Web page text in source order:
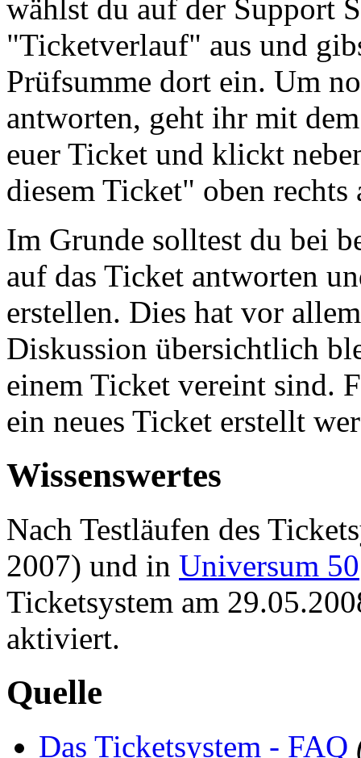
wählst du auf der Support
"Ticketverlauf" aus und
Prüfsumme dort ein. Um
antworten, geht ihr mit
euer Ticket und klickt
diesem Ticket" oben
Im Grunde solltest du bei
auf das Ticket antworten
erstellen. Dies hat vor
Diskussion übersichtlich
einem Ticket vereint sind.
ein neues Ticket erstellt
Wissenswertes
Nach Testläufen des
2007) und in Universum 50
Ticketsystem am
aktiviert.
Quelle
Das Ticketsystem - FAQ